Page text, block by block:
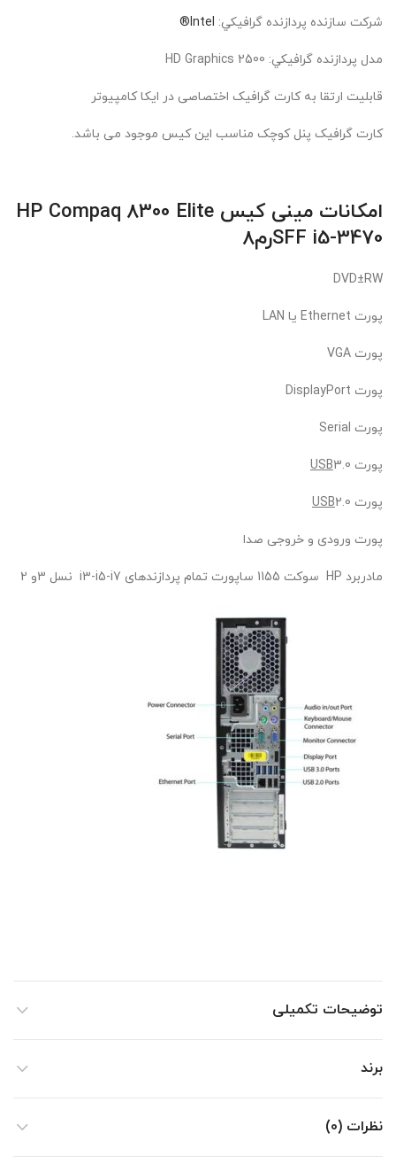
شرکت سازنده پردازنده گرافيکي: Intel®
مدل پردازنده گرافيکي: HD Graphics 2500
قابلیت ارتقا به کارت گرافیک اختصاصی در ایکا کامپیوتر
کارت گرافیک پنل کوچک مناسب این کیس موجود می باشد.
امکانات مینی کیس HP Compaq 8300 Elite
SFF i5-3470رم8
DVD±RW
پورت Ethernet یا LAN
پورت VGA
پورت DisplayPort
پورت Serial
پورت USB3.0
پورت USB2.0
پورت ورودی و خروجی صدا
مادربرد HP سوکت 1155 ساپورت تمام پردازندهای i3-i5-i7 نسل 3و 2
توضیحات تکمیلی
برند
نظرات (0)